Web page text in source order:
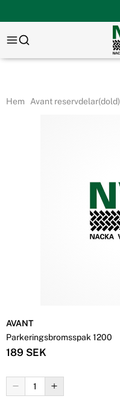
Hem Avant reservdelar(dold)
AVANT
Parkeringsbromsspak 1200
189 SEK